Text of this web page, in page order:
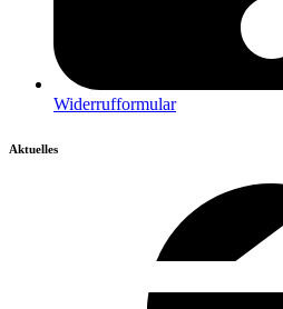
Widerrufformular
Aktuelles